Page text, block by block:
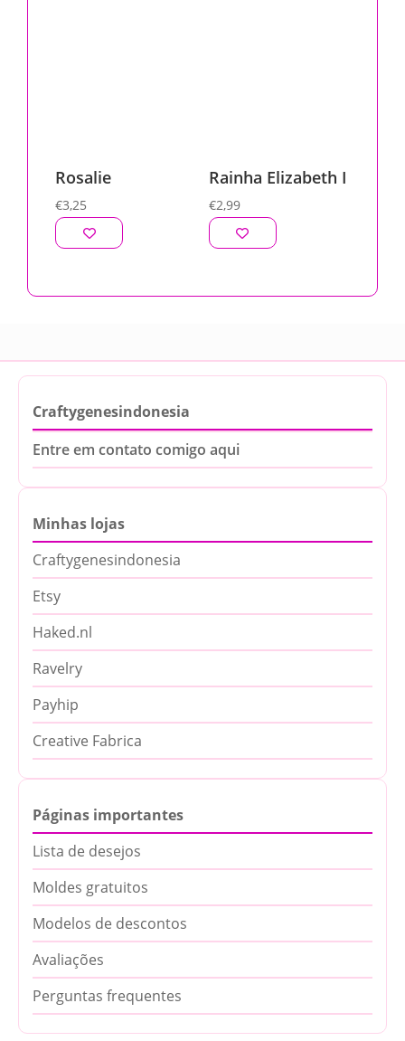
Rosalie
€3,25
Rainha Elizabeth I
€2,99
Craftygenesindonesia
Entre em contato comigo aqui
Minhas lojas
Craftygenesindonesia
Etsy
Haked.nl
Ravelry
Payhip
Creative Fabrica
Páginas importantes
Lista de desejos
Moldes gratuitos
Modelos de descontos
Avaliações
Perguntas frequentes